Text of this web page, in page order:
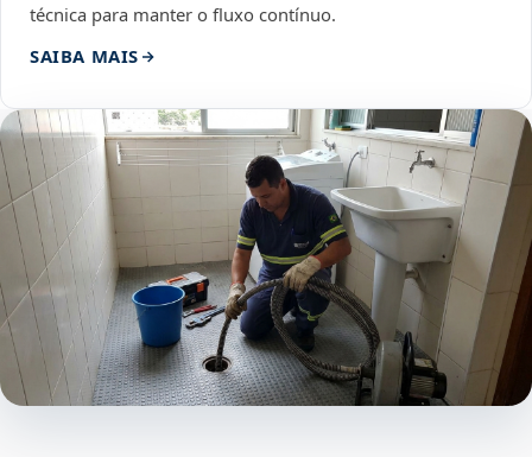
técnica para manter o fluxo contínuo.
SAIBA MAIS